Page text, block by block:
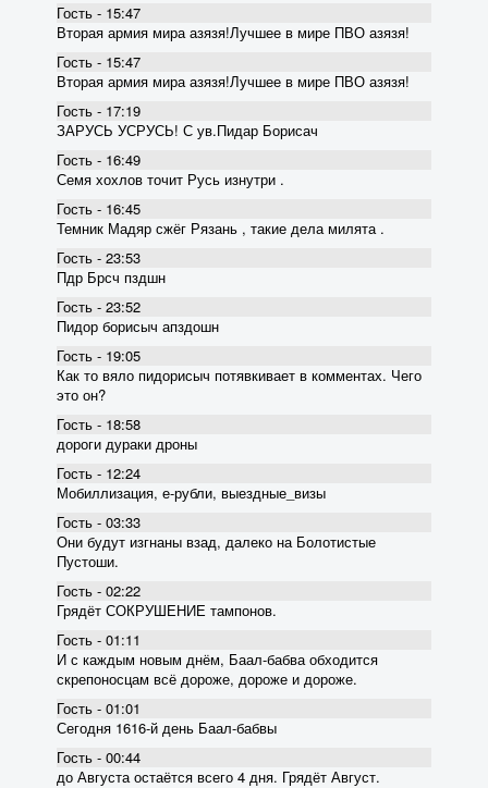
Гость - 15:47
Вторая армия мира азязя!Лучшее в мире ПВО азязя!
Гость - 15:47
Вторая армия мира азязя!Лучшее в мире ПВО азязя!
Гость - 17:19
ЗАРУСЬ УСРУСЬ! С ув.Пидар Борисач
Гость - 16:49
Семя хохлов точит Русь изнутри .
Гость - 16:45
Темник Мадяр сжёг Рязань , такие дела милята .
Гость - 23:53
Пдр Брсч пздшн
Гость - 23:52
Пидор борисыч апздошн
Гость - 19:05
Как то вяло пидорисыч потявкивает в комментах. Чего
это он?
Гость - 18:58
дороги дураки дроны
Гость - 12:24
Мобиллизация, е-рубли, выездные_визы
Гость - 03:33
Они будут изгнаны взад, далеко на Болотистые
Пустоши.
Гость - 02:22
Грядёт СОКРУШЕНИЕ тампонов.
Гость - 01:11
И с каждым новым днём, Баал-бабва обходится
скрепоносцам всё дороже, дороже и дороже.
Гость - 01:01
Сегодня 1616-й день Баал-бабвы
Гость - 00:44
до Августа остаётся всего 4 дня. Грядёт Август.